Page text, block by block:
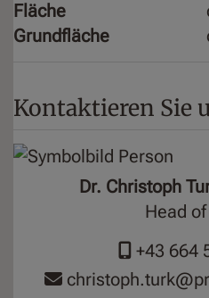
Fläche
Grundfläche
Kontaktieren Sie
Dr. Christoph
Head
+43 664